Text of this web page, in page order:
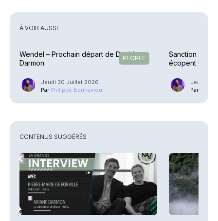
À VOIR AUSSI
PEOPLE
Wendel – Prochain départ de David
Darmon
Jeudi 30 Juillet 2026
Par Philippe Benhamou
Sanction – Un
écopent
Jeudi 23
Par
CONTENUS SUGGÉRÉS